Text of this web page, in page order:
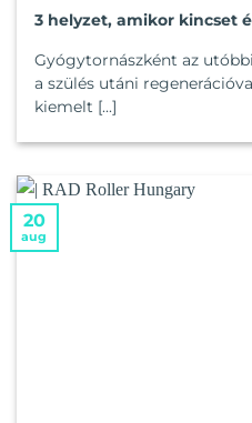
3 helyzet, amikor kincset
Gyógytornászként az
a szülés utáni
kiemelt [...]
20
aug